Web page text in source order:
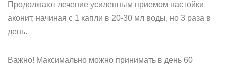
Продолжают лечение усиленным приемом настойки
аконит, начиная с 1 капли в 20-30 мл воды, но 3 раза в
день.
Важно! Максимально можно принимать в день 60